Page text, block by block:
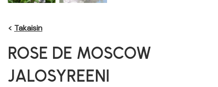
< Takaisin
ROSE DE MOSCOW
JALOSYREENI